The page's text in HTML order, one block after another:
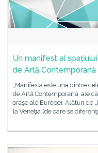
Un manifest al
de Artă Contemporană
„Manifesta este una dintre
de Artă Contemporană, ale
oraşe ale Europei. Alături de
la Veneţia (de care se